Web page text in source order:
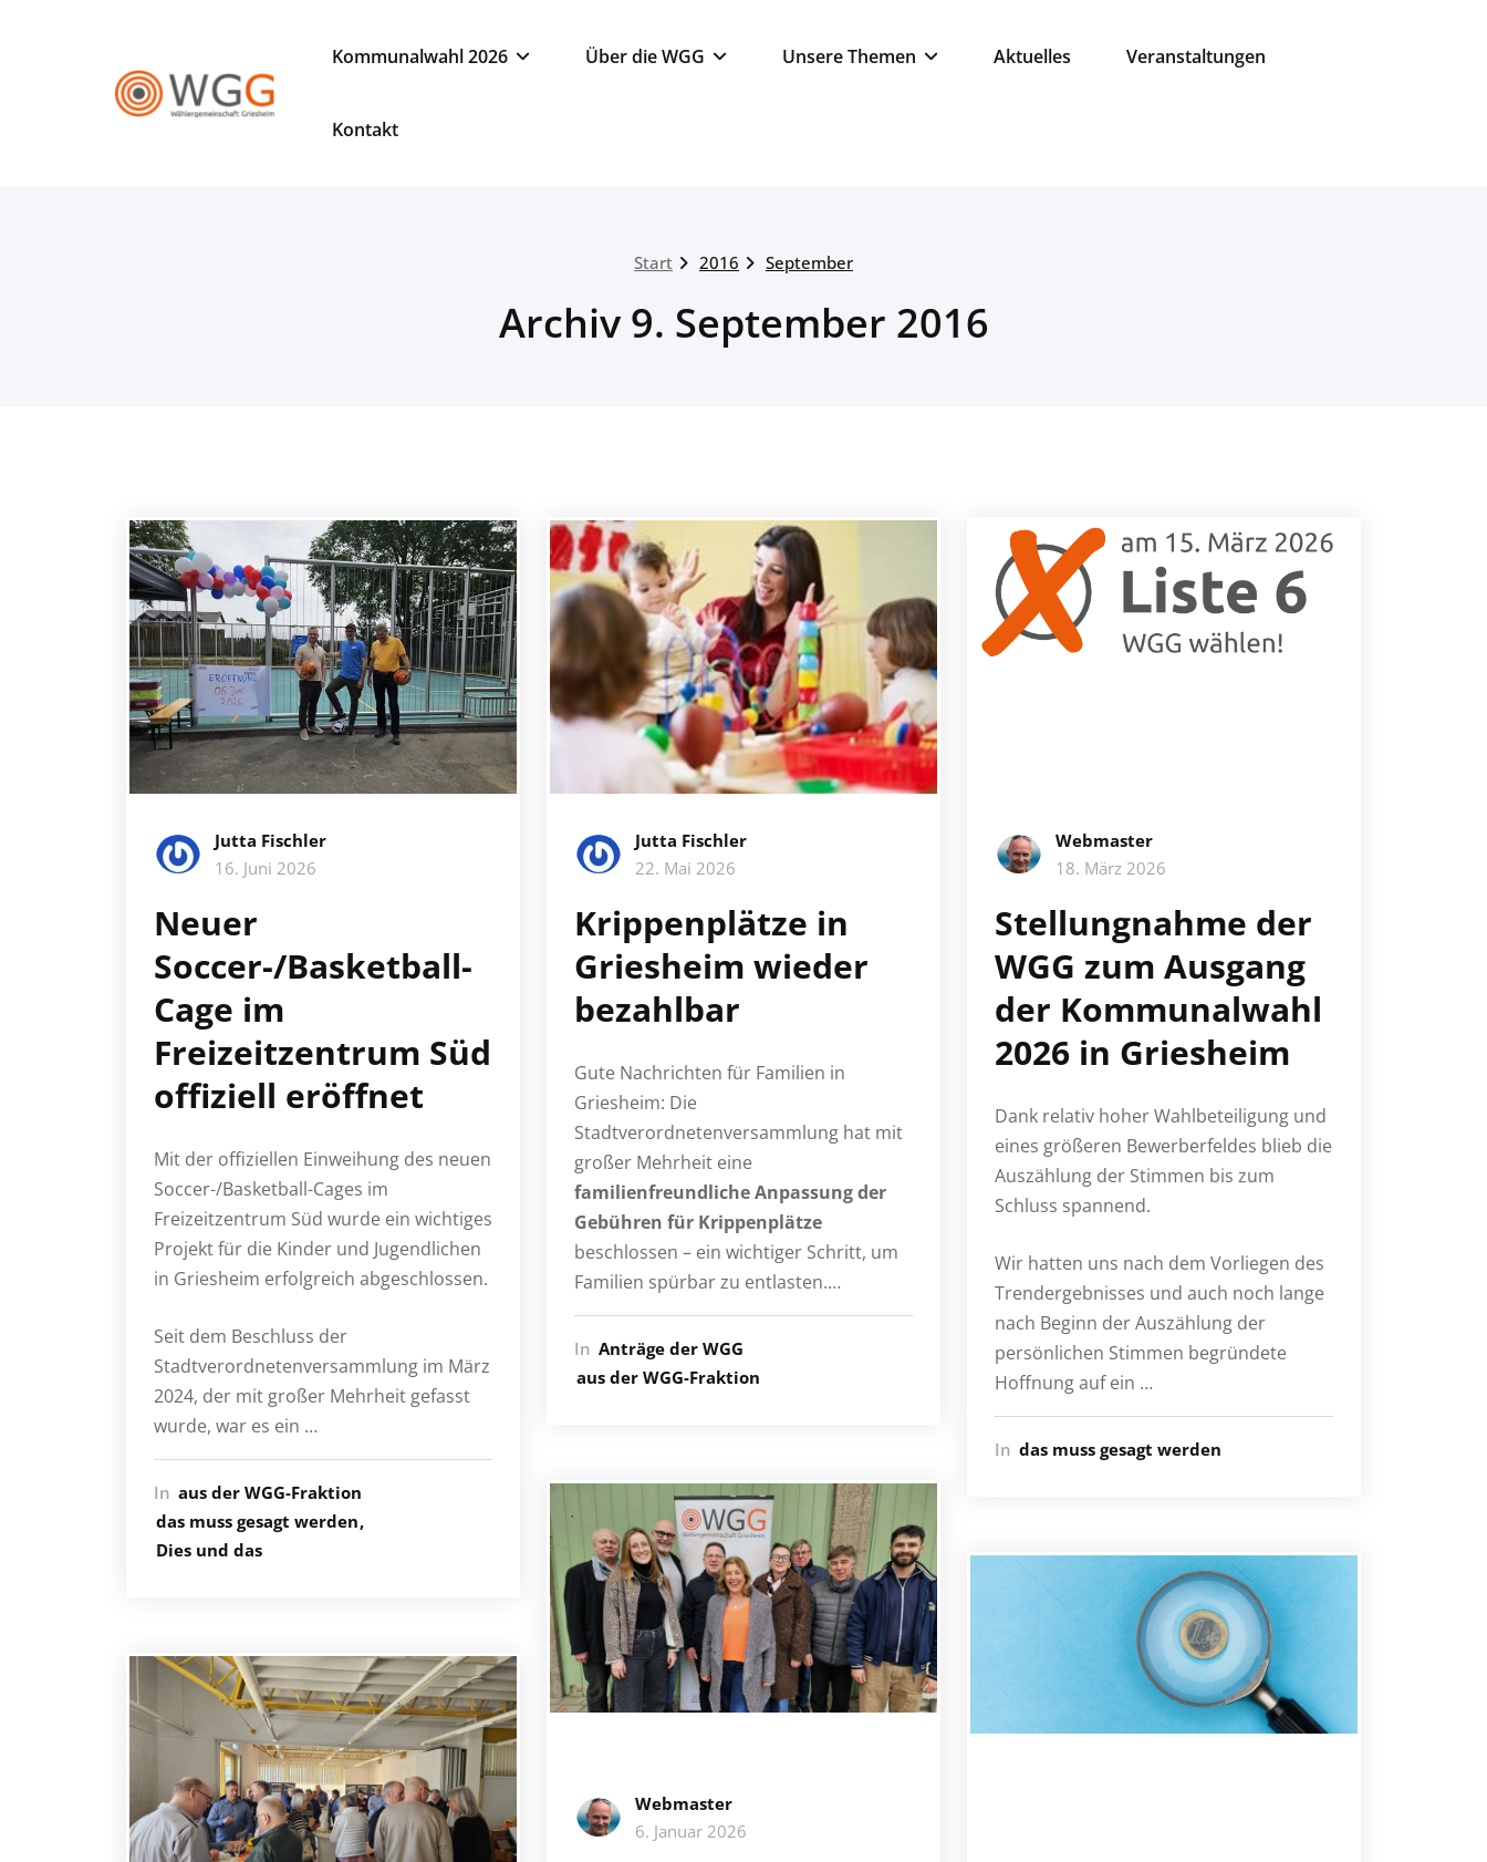
WGG
Wählergemeinschaft
Kommunalwahl 2026 Über die WGG Unsere Themen Aktuelles Veranstaltungen
Kontakt
Start 2016 September
Archiv 9. September 2016
Jutta Fischler
16. Juni 2026
Neuer
Soccer-/Basketball-
Cage im
Freizeitzentrum Süd
offiziell eröffnet
Mit der offiziellen Einweihung des neuen
Soccer-/Basketball-Cages im
Freizeitzentrum Süd wurde ein wichtiges
Projekt für die Kinder und Jugendlichen
in Griesheim erfolgreich abgeschlossen.
Seit dem Beschluss der
Stadtverordnetenversammlung im März
2024, der mit großer Mehrheit gefasst
wurde, war es ein …
In aus der WGG-Fraktion
das muss gesagt werden
Dies und das
Jutta Fischler
22. Mai 2026
Krippenplätze in
Griesheim wieder
bezahlbar
Gute Nachrichten für Familien in
Griesheim: Die
Stadtverordnetenversammlung hat mit
großer Mehrheit eine
familienfreundliche Anpassung der
Gebühren für Krippenplätze
beschlossen – ein wichtiger Schritt, um
Familien spürbar zu entlasten.…
In Anträge der WGG
aus der WGG-Fraktion
Webmaster
6. Januar 2026
Webmaster
18. März 2026
Stellungnahme der
WGG zum Ausgang
der Kommunalwahl
2026 in Griesheim
Dank relativ hoher Wahlbeteiligung und
eines größeren Bewerberfeldes blieb die
Auszählung der Stimmen bis zum
Schluss spannend.
Wir hatten uns nach dem Vorliegen des
Trendergebnisses und auch noch lange
nach Beginn der Auszählung der
persönlichen Stimmen begründete
Hoffnung auf ein …
In das muss gesagt werden